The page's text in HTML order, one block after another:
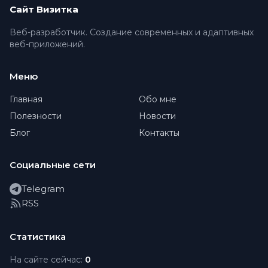
Сайт Визитка
Веб-разработчик. Создание современных и адаптивных
веб-приложений.
Меню
Главная
Обо мне
Полезности
Новости
Блог
Контакты
Социальные сети
Telegram
RSS
Статистика
На сайте сейчас: 0